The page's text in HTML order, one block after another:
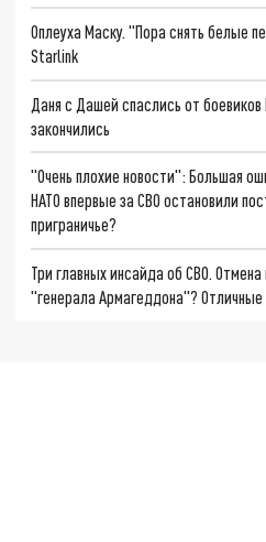
Оплеуха Маску. "Пора снять белые
Starlink
Даня с Дашей спаслись от
закончились
"Очень плохие новости": Большая
НАТО впервые за СВО остановили
приграничье?
Три главных инсайда об СВО.
"генерала Армагеддона"?